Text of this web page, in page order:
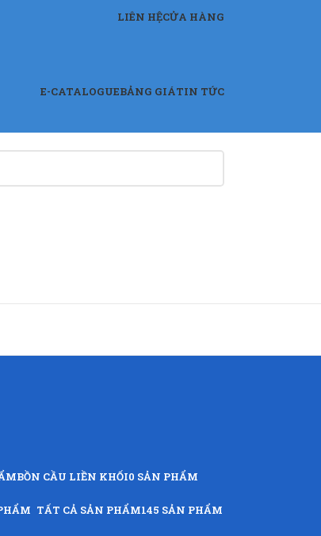
LIÊN HỆCỬA HÀNG
E-CATALOGUEBẢNG GIÁTIN TỨC
BỒN CẦU LIỀN KHỐI0 SẢN PHẨM
TẤT CẢ SẢN PHẨM145 SẢN PHẨM